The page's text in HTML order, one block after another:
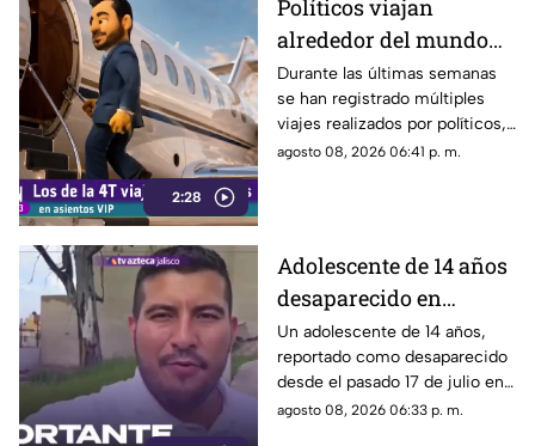
2:28
Políticos viajan
alrededor del mundo
sin ninguna
preocupación
Durante las últimas semanas
se han registrado múltiples
viajes realizados por políticos,
sin que hasta el momento
elevado gasto que han
generado.
agosto 08, 2026 06:41 p. m.
Adolescente de 14 años
desaparecido en
Tlaquepaque es
trasladado a Jalisco
tras ser localizado en
Michoacán
Un adolescente de 14 años,
reportado como desaparecido
desde el pasado 17 de julio en
Tlaquepaque, fue localizado
agosto 08, 2026 06:33 p. m.